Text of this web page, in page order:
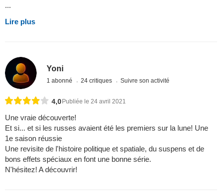
...
Lire plus
Yoni
1 abonné 24 critiques Suivre son activité
4,0Publiée le 24 avril 2021
Une vraie découverte!
Et si... et si les russes avaient été les premiers sur la lune! Une
1e saison réussie
Une revisite de l'histoire politique et spatiale, du suspens et de
bons effets spéciaux en font une bonne série.
N'hésitez! A découvrir!